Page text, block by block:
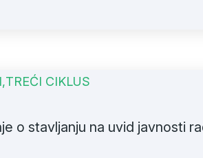
,TREĆI CIKLUS
o stavljanju na uvid javnosti